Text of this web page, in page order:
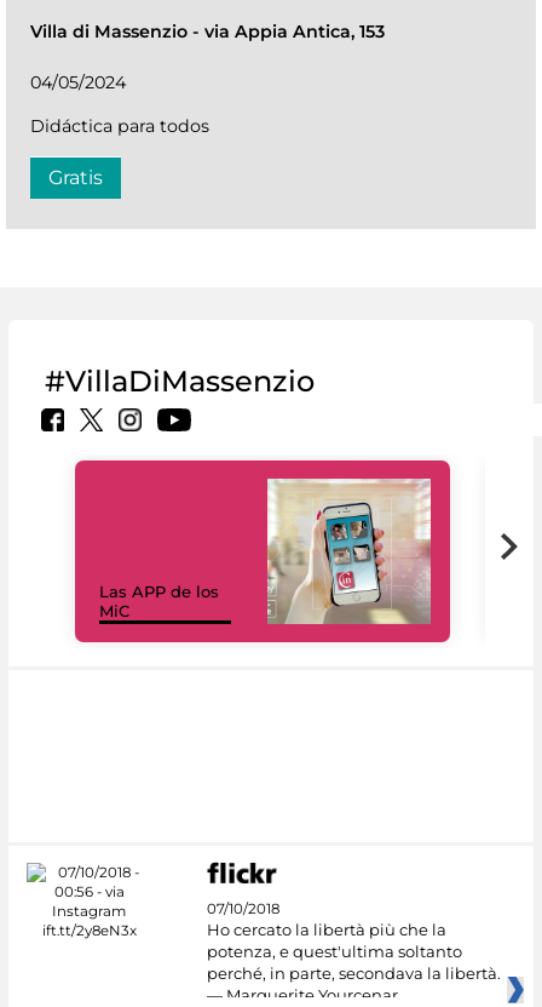
Villa di Massenzio - via Appia Antica, 153
04/05/2024
Didáctica para todos
Gratis
#VillaDiMassenzio
Las APP de los
MiC
07/10/2018
Ho cercato la libertà più che la
potenza, e quest'ultima soltanto
perché, in parte, secondava la libertà.
— Marguerite Yourcenar